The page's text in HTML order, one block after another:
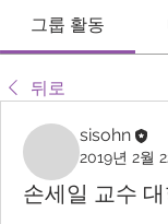
그룹 활동
뒤로
sisohn
2019년 2월
손세일 교수